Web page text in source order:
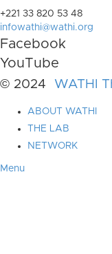
+221 33 820 53 48
infowathi@wathi.org
Facebook
YouTube
© 2024 WATHI
ABOUT WATHI
THE LAB
NETWORK
Menu